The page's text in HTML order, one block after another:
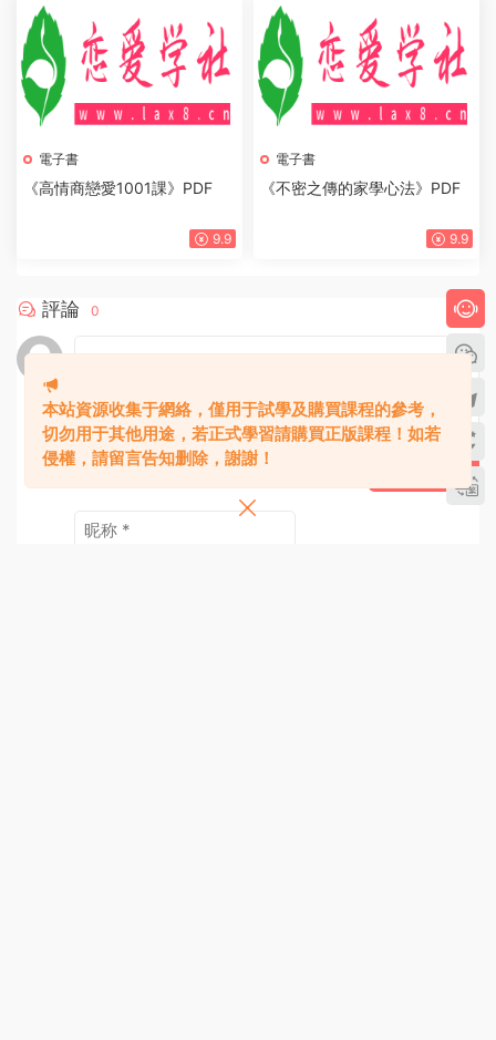
電子書
《高情商戀愛1001課》PDF
9.9
電子書
《不密之傳的家學心法》PDF
9.9
評論 0
本站資源收集于網絡，僅用于試學及購買課程的參考，
切勿用于其他用途，若正式學習請購買正版課程！如若
侵權，請留言告知删除，謝謝！